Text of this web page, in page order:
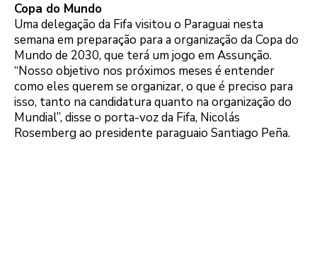
Copa do Mundo
Uma delegação da Fifa visitou o Paraguai nesta
semana em preparação para a organização da Copa do
Mundo de 2030, que terá um jogo em Assunção.
“Nosso objetivo nos próximos meses é entender
como eles querem se organizar, o que é preciso para
isso, tanto na candidatura quanto na organização do
Mundial”, disse o porta-voz da Fifa, Nicolás
Rosemberg ao presidente paraguaio Santiago Peña.